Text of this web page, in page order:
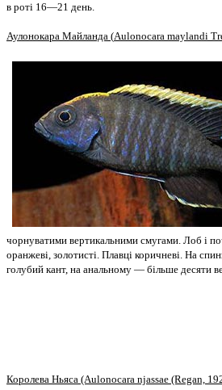
в роті 16—21 день.
Аулонокара Майланда (Aulonocara maylandi
чорнуватими вертикальними смугами. Лоб і
оранжеві, золотисті. Плавці коричневі. На
голубий кант, на анальному — більше десяти
Королева Ньяса (Aulonocara njassae (Regan,